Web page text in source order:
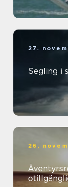
27.
Segling i
26.